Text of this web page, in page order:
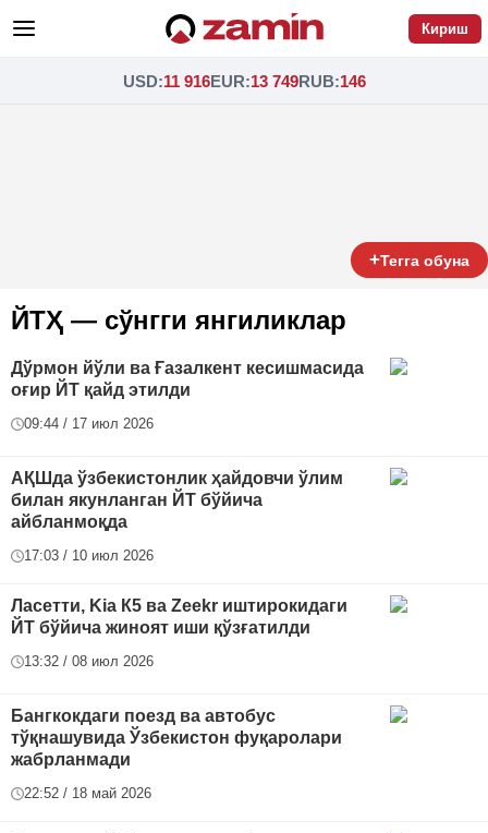
Кириш
USD:11 916EUR:13 749RUB:146
+Тегга обуна
ЙТҲ — сўнгги янгиликлар
Дўрмон йўли ва Ғазалкент кесишмасида
оғир ЙТ қайд этилди
09:44 / 17 июл 2026
АҚШда ўзбекистонлик ҳайдовчи ўлим
билан якунланган ЙТ бўйича
айбланмоқда
17:03 / 10 июл 2026
Ласетти, Kia К5 ва Zeekr иштирокидаги
ЙТ бўйича жиноят иши қўзғатилди
13:32 / 08 июл 2026
Бангкокдаги поезд ва автобус
тўқнашувида Ўзбекистон фуқаролари
жабрланмади
22:52 / 18 май 2026